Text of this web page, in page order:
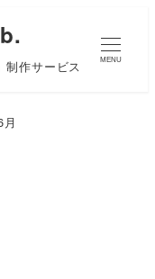
作サービス MENU